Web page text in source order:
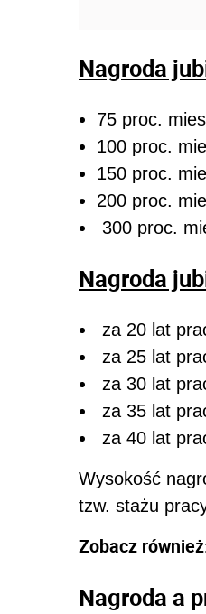
Nagroda
75 proc.
100 proc.
150 proc.
200 proc.
300 proc.
Nagroda
za 20 lat
za 25 lat
za 30 lat
za 35 lat
za 40 lat
Wysokość
tzw. stażu
Zobacz
Nagroda a